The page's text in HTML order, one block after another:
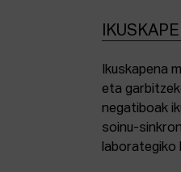
Ikuskapena
eta
negatiboak
soinu-